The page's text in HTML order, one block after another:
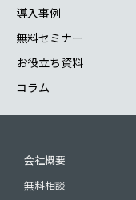
導入事例
無料セミナー
お役立ち資料
コラム
会社概要
無料相談